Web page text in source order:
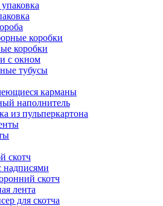
коробки
коробки
с окном
тубусы
карманы
наполнитель
из пульперкартона
скотч
надписями
скотч
лента
для скотча